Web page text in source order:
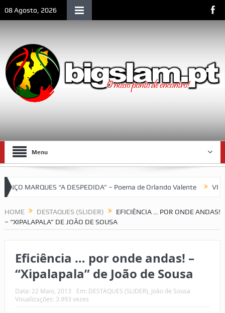
08 Agosto, 2026
Menu
MARQUES “A DESPEDIDA” – Poema de Orlando Valente VII Torneio
HOME DESTAQUES (SLIDER)
EFICIÊNCIA … POR ONDE ANDAS!
– “XIPALAPALA” DE JOÃO DE SOUSA
Eficiência … por onde andas! –
“Xipalapala” de João de Sousa
Data: 22 Maio, 2013 Em: DESTAQUES (SLIDER) João de Sousa
Visualizações: 3.993 vezes